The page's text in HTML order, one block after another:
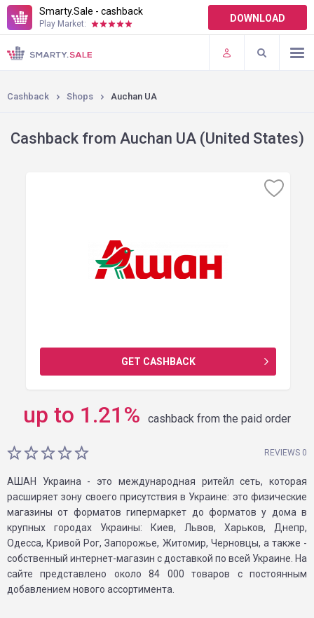
Smarty.Sale - cashback
Play Market: DOWNLOAD
TERMS OF USE
PLUGINS
Cashback Shops Auchan UA
Cashback from Auchan UA (United States)
GET CASHBACK
up to 1.21 % cashback from the paid order
REVIEWS 0
АШАН Украина - это международная ритейл сеть, которая
расширяет зону своего присутствия в Украине: это физические
магазины от форматов гипермаркет до форматов у дома в
крупных городах Украины: Киев, Львов, Харьков, Днепр,
Одесса, Кривой Рог, Запорожье, Житомир, Черновцы, а также -
собственный интернет-магазин с доставкой по всей Украине. На
сайте представлено около 84 000 товаров с постоянным
добавлением нового ассортимента.